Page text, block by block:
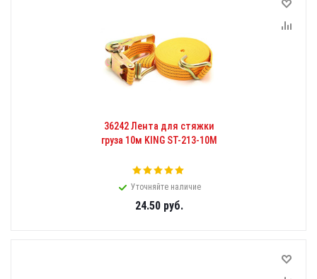
36242 Лента для стяжки
груза 10м KING ST-213-10M
Уточняйте наличие
24.50руб.